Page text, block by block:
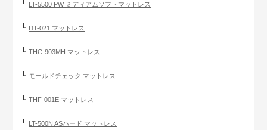
LT-5500 PW ミディアムソフトマットレス
DT-021 マットレス
THC-903MH マットレス
モールドチェック マットレス
THF-001E マットレス
LT-500N ASハード マットレス